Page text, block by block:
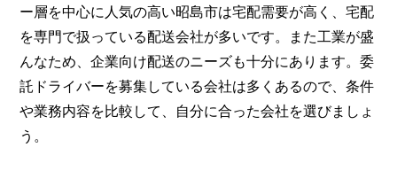
ー層を中心に人気の高い昭島市は宅配需要が高く、宅配
を専門で扱っている配送会社が多いです。また工業が盛
んなため、企業向け配送のニーズも十分にあります。委
託ドライバーを募集している会社は多くあるので、条件
や業務内容を比較して、自分に合った会社を選びましょ
う。